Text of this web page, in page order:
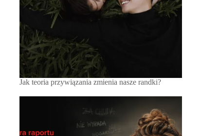
Jak teoria przywiązania zmienia nasze randki?